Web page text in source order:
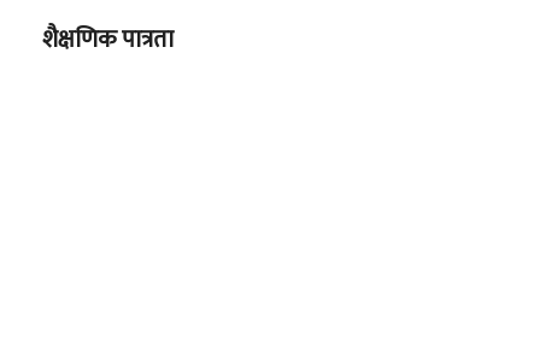
शैक्षणिक पात्रता